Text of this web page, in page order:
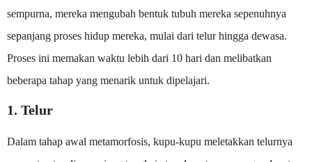
sempurna, mereka mengubah bentuk tubuh mereka sepenuhnya
sepanjang proses hidup mereka, mulai dari telur hingga dewasa.
Proses ini memakan waktu lebih dari 10 hari dan melibatkan
beberapa tahap yang menarik untuk dipelajari.
1. Telur
Dalam tahap awal metamorfosis, kupu-kupu meletakkan telurnya